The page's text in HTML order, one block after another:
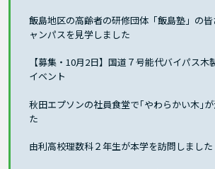
飯島地区の高齢者の研修団体「飯島塾」の
ャンパスを見学しました
【募集・10月2日】国道７号能代バイパス木
イベント
秋田エプソンの社員食堂で｢やわらかい木｣
た
由利高校理数科２年生が本学を訪問しました